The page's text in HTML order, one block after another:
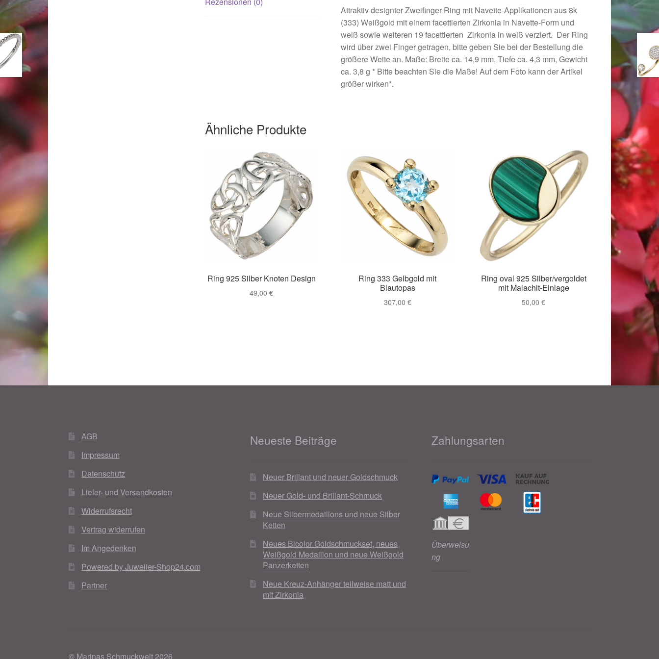
Attraktiv designter Zweifinger Ring mit Navette-Applikationen aus 8k
(333) Weißgold mit einem facettierten Zirkonia in Navette-Form und
weiß sowie weiteren 19 facettierten Zirkonia in weiß verziert. Der Ring
wird über zwei Finger getragen, bitte geben Sie bei der Bestellung die
größere Weite an. Maße: Breite ca. 14,9 mm, Tiefe ca. 4,3 mm, Gewicht
ca. 3,8 g * Bitte beachten Sie die Maße! Auf dem Foto kann der Artikel
größer wirken*.
Ähnliche Produkte
Ring 925 Silber Knoten Design
49,00€
Ring 333 Gelbgold mit
Blautopas
307,00 €
Ring oval 925 Silber/vergoldet
mit Malachit-Einlage
50,00€
AGB
Impressum
Datenschutz
Liefer- und Versandkosten
Widerrufsrecht
Vertrag widerrufen
Im Angedenken
Powered by Juwelier-Shop24.com
Partner
Neueste Beiträge
Neuer Brillant und neuer Goldschmuck
Neuer Gold- und Brillant-Schmuck
Neue Silbermedaillons und neue Silber
Ketten
Neues Bicolor Goldschmuckset, neues
Weißgold Medaillon und neue Weißgold
Panzerketten
Neue Kreuz-Anhänger teilweise matt und
mit Zirkonia
Zahlungsarten
Überweisu
ng
© Marinas Schmuckwelt 2026